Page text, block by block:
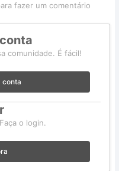
fazer um comentário
comunidade. É fácil!
conta
o login.